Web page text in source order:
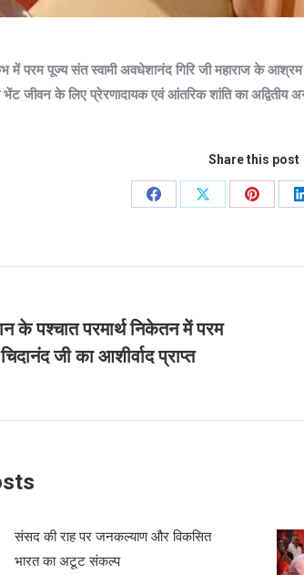
में परम पूज्य संत स्वामी अवधेशानंद गिरि जी महाराज के आश्रम
जीवन के लिए प्रेरणादायक एवं आंतरिक शांति का अद्वितीय
Share this post
Share
Share
Share
के पश्चात परमार्थ निकेतन में परम
जी का आशीर्वाद प्राप्त
संसद की राह पर जनकल्याण और विकसित
भारत का अटूट संकल्प